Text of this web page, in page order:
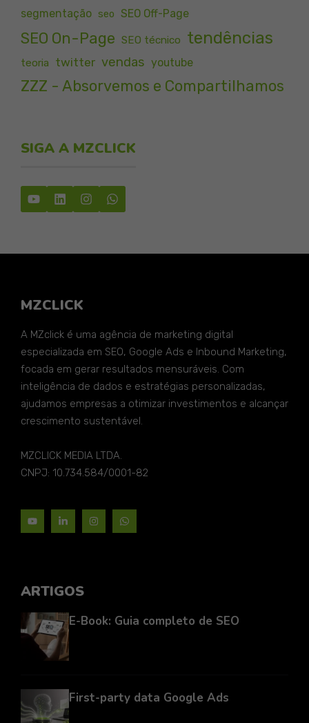
segmentação seo SEO Off-Page
SEO On-Page SEO técnico tendências
teoria twitter vendas youtube
ZZZ - Absorvemos e Compartilhamos
SIGA A MZCLICK
MZCLICK
A MZclick é uma agência de marketing digital
especializada em SEO, Google Ads e Inbound Marketing,
focada em gerar resultados mensuráveis. Com
inteligência de dados e estratégias personalizadas,
ajudamos empresas a otimizar investimentos e alcançar
crescimento sustentável.
MZCLICK MEDIA LTDA.
CNPJ: 10.734.584/0001-82
ARTIGOS
E-Book: Guia completo de SEO
First-party data Google Ads